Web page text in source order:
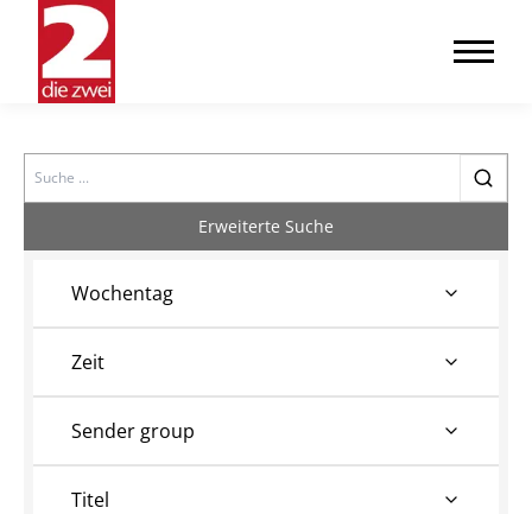
Search
Erweiterte Suche
Wochentag
Zeit
Sender group
Titel